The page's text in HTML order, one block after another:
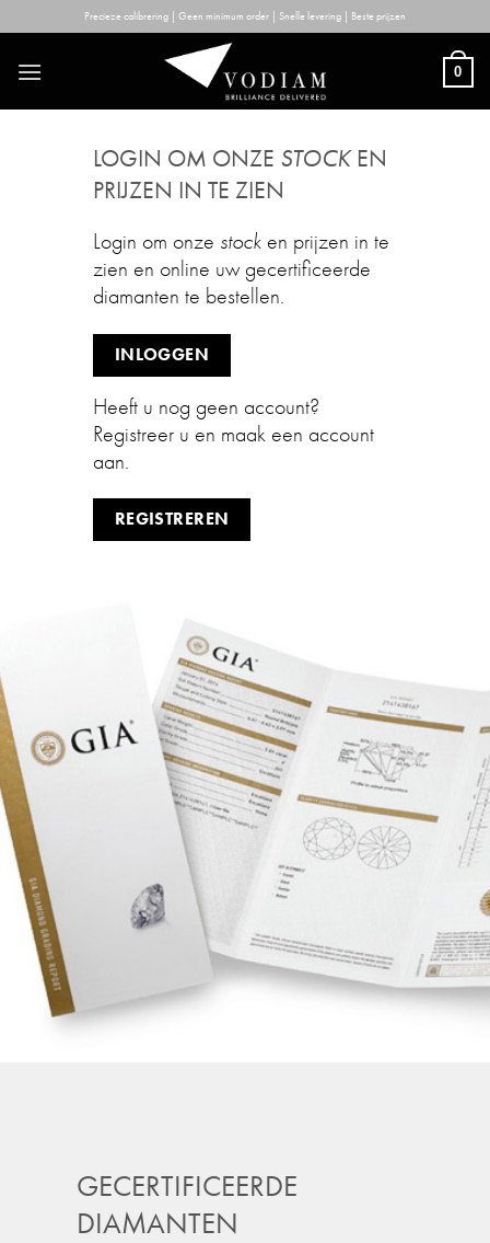
to
content
Precieze calibrering | Geen minimum order | Snelle levering | Beste prijzen
0
LOGIN OM ONZE STOCKEN
PRIJZEN IN TE ZIEN
Login om onze stock en prijzen in te
zien en online uw gecertificeerde
diamanten te bestellen.
INLOGGEN
Heeft u nog geen account?
Registreer u en maak een account
aan.
REGISTREREN
GECERTIFICEERDE
DIAMANTEN